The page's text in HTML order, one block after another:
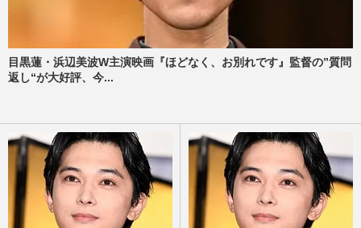
目黒蓮・浜辺美波W主演映画『ほどなく、お別れです』監督の”質問
返し“が大好評、今...